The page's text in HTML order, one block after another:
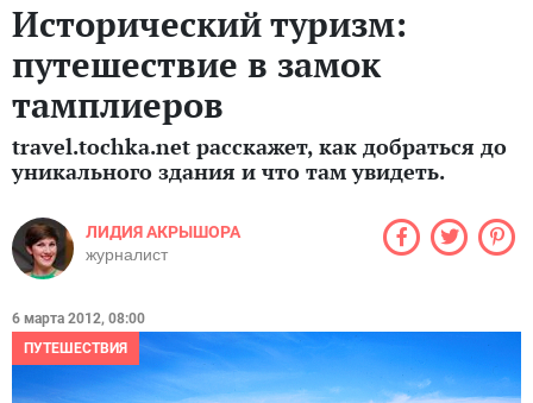
Исторический туризм:
путешествие в замок
тамплиеров
travel.tochka.net расскажет, как добраться до
уникального здания и что там увидеть.
ЛИДИЯ АКРЫШОРА
журналист
6 марта 2012, 08:00
ПУТЕШЕСТВИЯ